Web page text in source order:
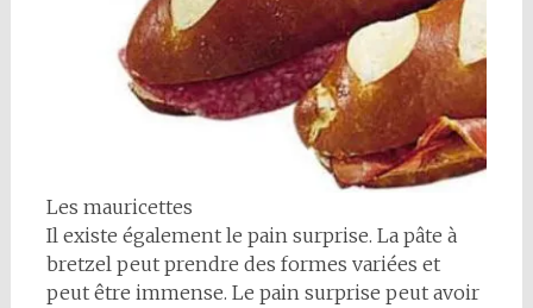
Les mauricettes
Il existe également le pain surprise. La pâte à
bretzel peut prendre des formes variées et
peut être immense. Le pain surprise peut avoir